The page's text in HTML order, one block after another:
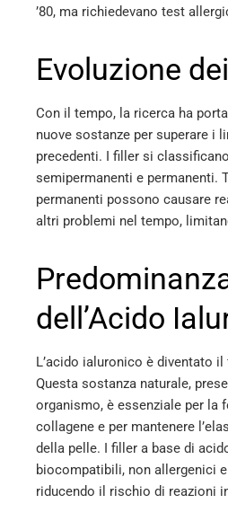
’80, ma richiedevano test
Evoluzione
Con il tempo, la ricerca ha
nuove sostanze per superare i
precedenti. I filler si
semipermanenti e permanenti.
permanenti possono causare
altri problemi nel tempo,
dell’Acido
L’acido ialuronico è diventato
Questa sostanza naturale,
organismo, è essenziale per la
collagene e per mantenere
della pelle. I filler a base di
biocompatibili, non allergenici
riducendo il rischio di reazioni